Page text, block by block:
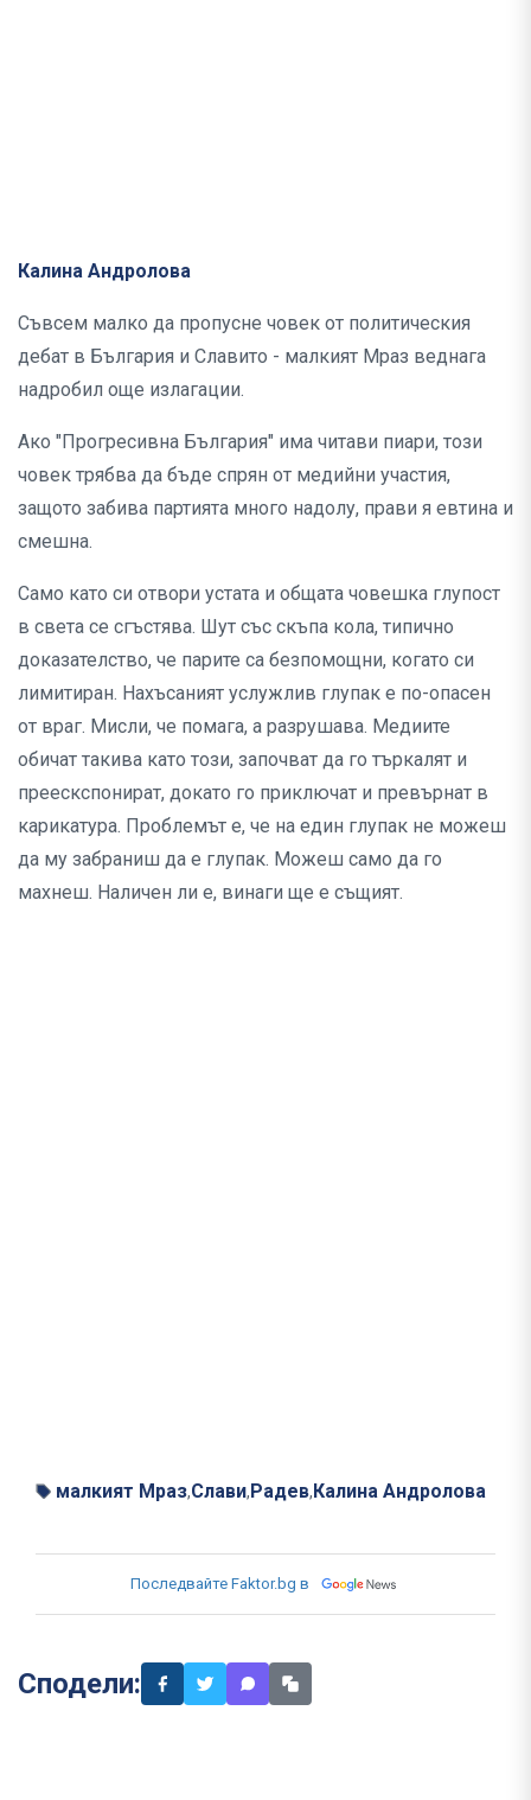
Калина Андролова
Съвсем малко да пропусне човек от политическия
дебат в България и Славито - малкият Мраз веднага
надробил още излагации.
Ако "Прогресивна България" има читави пиари, този
човек трябва да бъде спрян от медийни участия,
защото забива партията много надолу, прави я евтина и
смешна.
Само като си отвори устата и общата човешка глупост
в света се сгъстява. Шут със скъпа кола, типично
доказателство, че парите са безпомощни, когато си
лимитиран. Нахъсаният услужлив глупак е по-опасен
от враг. Мисли, че помага, а разрушава. Медиите
обичат такива като този, започват да го търкалят и
преескспонират, докато го приключат и превърнат в
карикатура. Проблемът е, че на един глупак не можеш
да му забраниш да е глупак. Можеш само да го
махнеш. Наличен ли е, винаги ще е същият.
малкият Мраз,Слави, Радев, Калина Андролова
Последвайте Faktor.bg в
Сподели: